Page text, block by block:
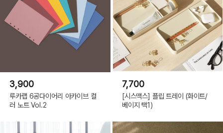
3,900
루카랩 6공다이어리 아카이브 컬
러 노트 Vol.2
7,700
[시스맥스] 플립 트레이 (화이트/
베이지 택1)